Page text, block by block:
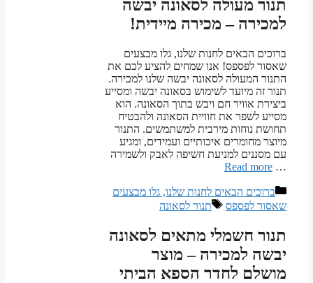
תנור מעולה לסאונה יבשה
למכירה – מכירה מיידית!
ברוכים הבאים לחנות שלנו, גלו מבצעים
שאסור לפספס! אנו שמחים להציע לכם את
התנור המעולה לסאונה יבשה שלנו למכירה.
תנור זה מיועד לשימוש בסאונה יבשה ומסייע
ביצירת אוויר חם ויבש בתוך הסאונה. הוא
מסייע לשפר את חוויית הסאונה ולהבטיח
תחושת נוחות מירבית למשתמשים. התנור
מיוצר מחומרים איכותיים ועמידים, ומגיע
עם מסננים למניעת חשיפה לאבק ולשמירה
…
Read more
קטגוריות
ברוכים הבאים לחנות שלנו, גלו מבצעים
שאסור לפספס
תגיות
תנור לסאונה
תנור חשמלי מתאים לסאונה
יבשה למכירה – מוצר
מושלם לחדר הספא הביתי